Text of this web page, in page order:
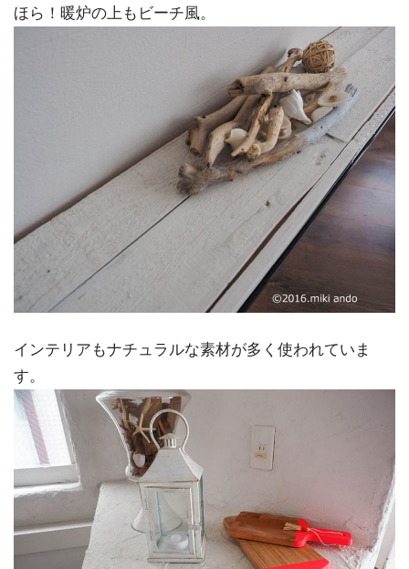
ほら！暖炉の上もビーチ風。
インテリアもナチュラルな素材が多く使われていま
す。